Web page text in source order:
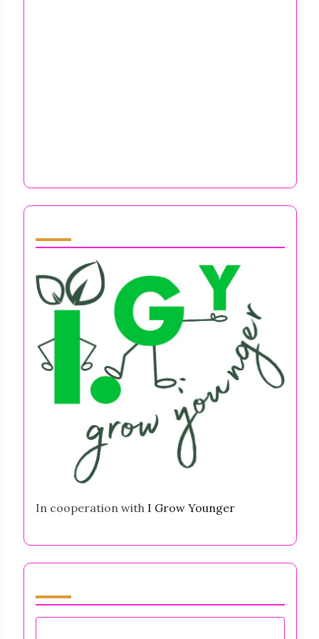
In cooperation with I Grow Younger